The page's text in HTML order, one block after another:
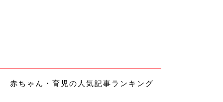
赤ちゃん・育児の人気記事ランキング